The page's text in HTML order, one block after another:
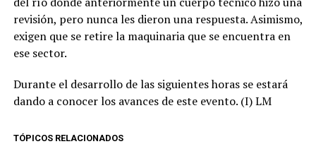
revisión, pero nunca les dieron una respuesta. Asimismo,
exigen que se retire la maquinaria que se encuentra en
ese sector.
Durante el desarrollo de las siguientes horas se estará
dando a conocer los avances de este evento. (I) LM
TÓPICOS RELACIONADOS